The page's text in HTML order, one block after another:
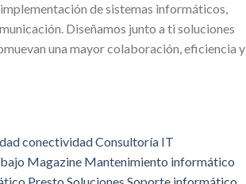
de sistemas informáticos,
Diseñamos junto a ti soluciones
una mayor colaboración, eficiencia y
conectividadConsultoría IT
Magazine Mantenimiento informático
Presto Soluciones Soporte informático